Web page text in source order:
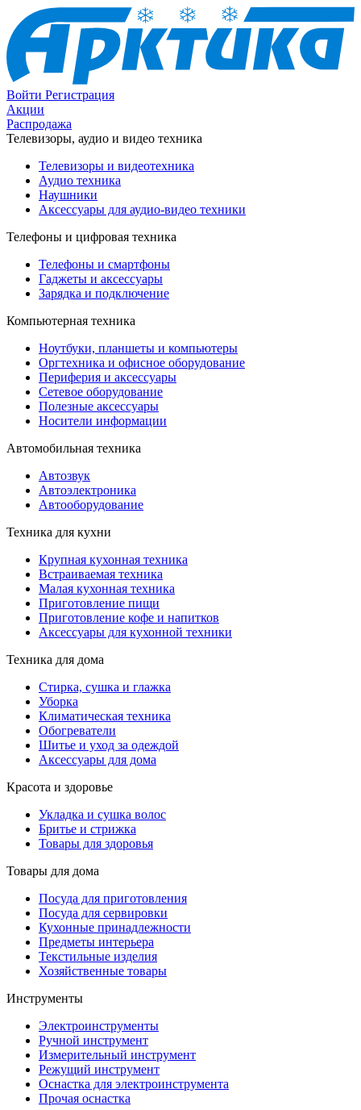
Войти Регистрация
Акции
Распродажа
Телевизоры, аудио и видео техника
Телевизоры и видеотехника
Аудио техника
Наушники
Аксессуары для аудио-видео техники
Телефоны и цифровая техника
Телефоны и смартфоны
Гаджеты и аксессуары
Зарядка и подключение
Компьютерная техника
Ноутбуки, планшеты и компьютеры
Оргтехника и офисное оборудование
Периферия и аксессуары
Cетевое оборудование
Полезные аксессуары
Носители информации
Автомобильная техника
Автозвук
Автоэлектроника
Автооборудование
Техника для кухни
Крупная кухонная техника
Встраиваемая техника
Малая кухонная техника
Приготовление пищи
Приготовление кофе и напитков
Аксессуары для кухонной техники
Техника для дома
Стирка, сушка и глажка
Уборка
Климатическая техника
Обогреватели
Шитье и уход за одеждой
Аксессуары для дома
Красота и здоровье
Укладка и сушка волос
Бритье и стрижка
Товары для здоровья
Товары для дома
Посуда для приготовления
Посуда для сервировки
Кухонные принадлежности
Предметы интерьера
Текстильные изделия
Хозяйственные товары
Инструменты
Электроинструменты
Ручной инструмент
Измерительный инструмент
Режущий инструмент
Оснастка для электроинструмента
Прочая оснастка